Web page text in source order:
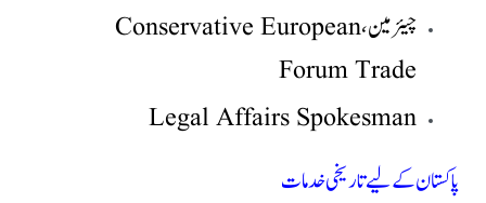
چیئرمین، Conservative European
Forum Trade
Legal Affairs Spokesman
پاکستان کے لیے تاریخی خدمات